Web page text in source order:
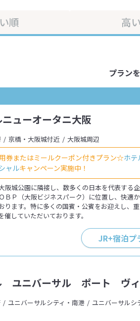
順 高
プラン
ューオータニ大阪
京橋・大阪城付近 大阪城周辺
券またはミールクーポン付きプラン☆ホテ
ャルキャンペーン実施中！
阪城公園に隣接し、数多くの日本を代表する
ＢＰ（大阪ビジネスパーク）に位置し、快適
ります。特に多くの国賓・公賓をお迎えし、
催していただいております。
JR+宿泊プ
ユニバーサル ポート ヴ
ユニバーサルシティ・南港
ユニバーサルシ